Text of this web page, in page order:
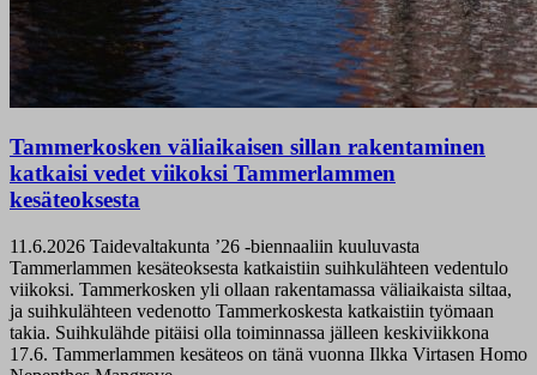
Tammerkosken väliaikaisen sillan rakentaminen
katkaisi vedet viikoksi Tammerlammen
kesäteoksesta
11.6.2026 Taidevaltakunta ’26 -biennaaliin kuuluvasta
Tammerlammen kesäteoksesta katkaistiin suihkulähteen vedentulo
viikoksi. Tammerkosken yli ollaan rakentamassa väliaikaista siltaa,
ja suihkulähteen vedenotto Tammerkoskesta katkaistiin työmaan
takia. Suihkulähde pitäisi olla toiminnassa jälleen keskiviikkona
17.6. Tammerlammen kesäteos on tänä vuonna Ilkka Virtasen Homo